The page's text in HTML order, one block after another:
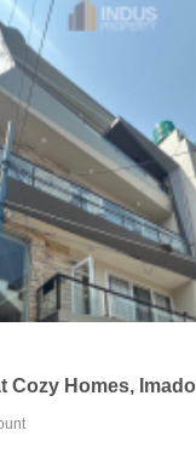
Cozy Homes, Imadol